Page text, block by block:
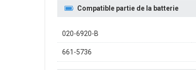
Compatible partie de la batterie
020-6920-B
661-5736